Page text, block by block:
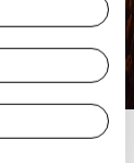
Etats-